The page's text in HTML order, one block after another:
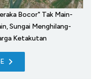
Bocor" Tak Main-
Sungai Menghilang-
Ketakutan